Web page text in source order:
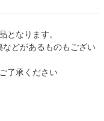
となります。
どがあるものもござい
了承ください